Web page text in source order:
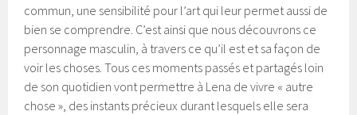
commun, une sensibilité pour l’art qui leur permet aussi de
bien se comprendre. C’est ainsi que nous découvrons ce
personnage masculin, à travers ce qu’il est et sa façon de
voir les choses. Tous ces moments passés et partagés loin
de son quotidien vont permettre à Lena de vivre « autre
chose », des instants précieux durant lesquels elle sera